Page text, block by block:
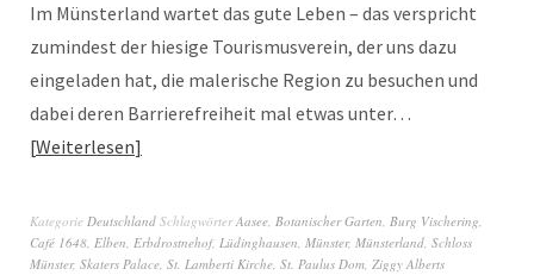
Im Münsterland wartet das gute Leben – das verspricht
zumindest der hiesige Tourismusverein, der uns dazu
eingeladen hat, die malerische Region zu besuchen und
dabei deren Barrierefreiheit mal etwas unter…
Weiterlesen
Kategorie Deutschland SchlagwörterAasee, Botanischer Garten, Burg Vischering,
Café 1648, Elben, Erbdrostnehof, Lüdinghausen, Münster, Münsterland, Schloss
Münster, Skaters Palace, St. Lamberti Kirche, St. Paulus Dom, Ziggy Alberts